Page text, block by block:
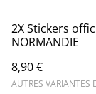
2X Stickers
NORMANDIE
8,90 €
AUTRES VARIANTES